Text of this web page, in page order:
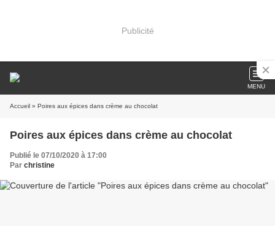
Publicité
MENU
Accueil » Poires aux épices dans crème au chocolat
Poires aux épices dans crème au chocolat
Publié le 07/10/2020 à 17:00
Par christine